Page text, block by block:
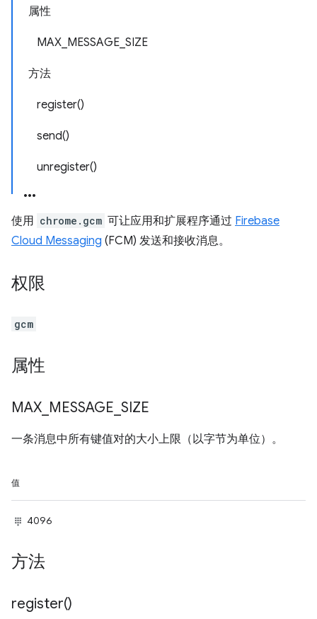
属性
MAX_MESSAGE_SIZE
方法
register()
send()
unregister()
使用 chrome.gcm 可让应用和扩展程序通过 Firebase
Cloud Messaging (FCM) 发送和接收消息。
权限
gcm
属性
MAX MESSAGE SIZE
一条消息中所有键值对的大小上限（以字节为单位）。
值
4096
方法
register()